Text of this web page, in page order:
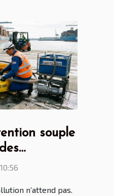
souple
n’attend pas.